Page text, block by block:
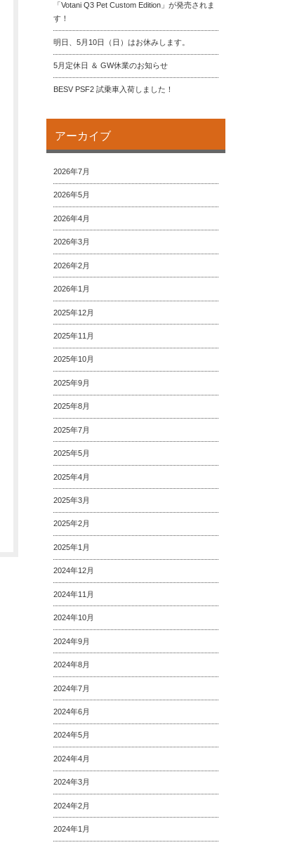
「Votani Q3 Pet Custom Edition」が発売されま
す！
明日、5月10日（日）はお休みします。
5月定休日 ＆ GW休業のお知らせ
BESV PSF2 試乗車入荷しました！
アーカイブ
2026年7月
2026年5月
2026年4月
2026年3月
2026年2月
2026年1月
2025年12月
2025年11月
2025年10月
2025年9月
2025年8月
2025年7月
2025年5月
2025年4月
2025年3月
2025年2月
2025年1月
2024年12月
2024年11月
2024年10月
2024年9月
2024年8月
2024年7月
2024年6月
2024年5月
2024年4月
2024年3月
2024年2月
2024年1月